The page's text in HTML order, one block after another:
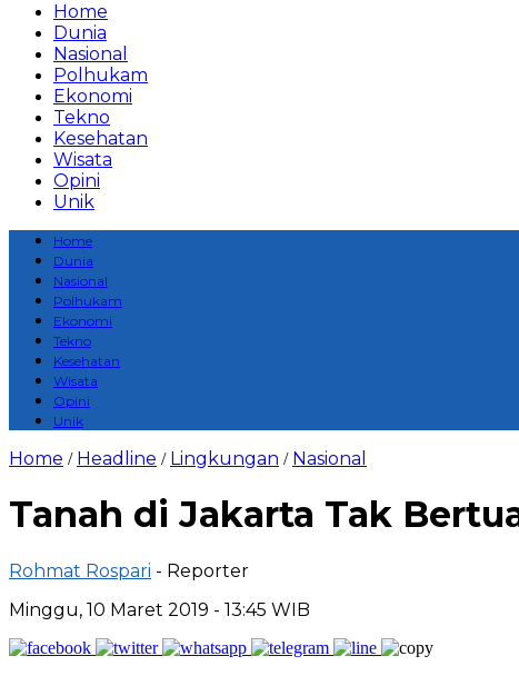
Home
Dunia
Nasional
Polhukam
Ekonomi
Tekno
Kesehatan
Wisata
Opini
Unik
Home
Dunia
Nasional
Polhukam
Ekonomi
Tekno
Kesehatan
Wisata
Opini
Unik
Home / Headline / Lingkungan / Nasional
Tanah di Jakarta Tak
Rohmat Rospari - Reporter
Minggu, 10 Maret 2019 - 13:45 WIB